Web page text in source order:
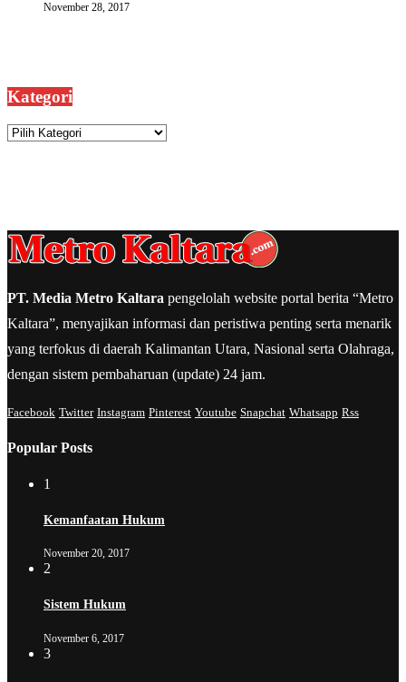
November 28, 2017
Kategori
Kategori
PT. Media Metro Kaltara pengelolah website portal berita “Metro
Kaltara”, menyajikan informasi dan peristiwa penting serta menarik
yang terfokus di daerah Kalimantan Utara, Nasional serta Olahraga,
dengan sistem pembaharuan (update) 24 jam.
Facebook Twitter Instagram Pinterest Youtube Snapchat Whatsapp Rss
Popular Posts
1
Kemanfaatan Hukum
November 20, 2017
2
Sistem Hukum
November 6, 2017
3